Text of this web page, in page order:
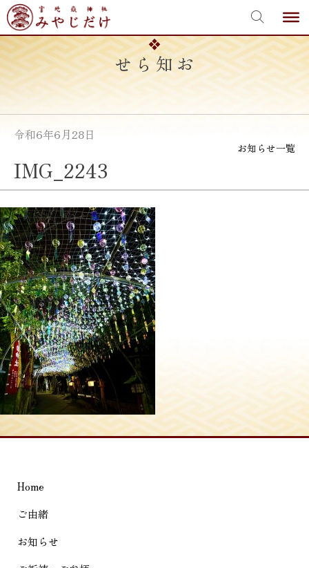
Skip
to
content
お知らせ
令和6年6月28日
お知らせ一覧
IMG_2243
投
稿
ナ
ビ
ー
シ
ョ
ン
≪風凛まつり
Home
ご由緒
お知らせ